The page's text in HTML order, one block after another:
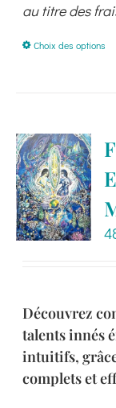
au titre des
Choix des options
Découvrez
talents innés
intuitifs,
complets et